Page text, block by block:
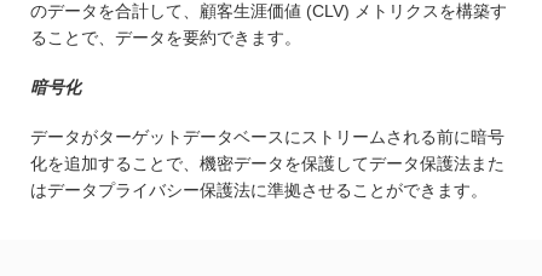
のデータを合計して、顧客生涯価値 (CLV) メトリクスを構築す
ることで、データを要約できます。
暗号化
データがターゲットデータベースにストリームされる前に暗号
化を追加することで、機密データを保護してデータ保護法また
はデータプライバシー保護法に準拠させることができます。